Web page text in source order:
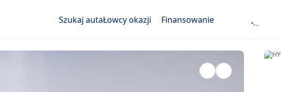
Szukaj autaŁowcy okazji Finansowanie